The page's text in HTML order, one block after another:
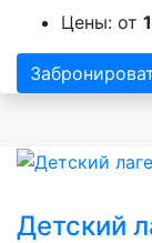
Цены: от
Детский